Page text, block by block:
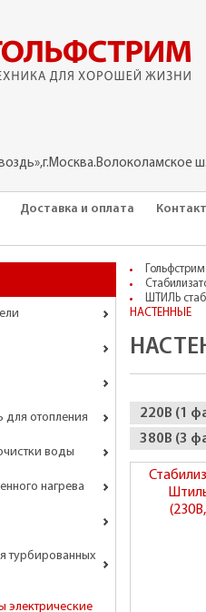
Доставка и оплата
для отопления
воды
нагрева
турбированных
электрические
Гольфстрим
ШТИЛЬ
НАСТЕННЫЕ
220В (1
380В (3